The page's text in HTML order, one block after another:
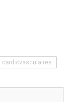
cardiovasculaires